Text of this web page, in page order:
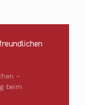
–
beim